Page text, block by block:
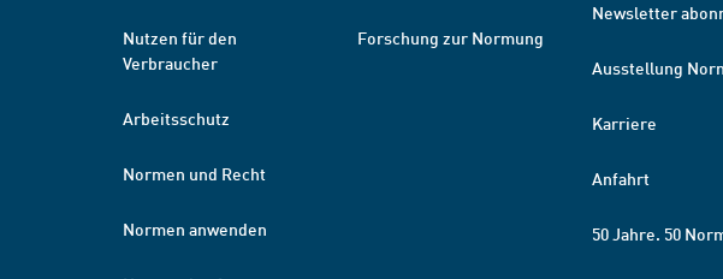
Nutzen für den
Verbraucher
Arbeitsschutz
Normen und Recht
Normen anwenden
Forschung zur Normung
Newsletter
Ausstellung
Karriere
Anfahrt
50 Jahre. 50